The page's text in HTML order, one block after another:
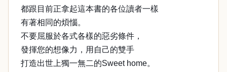
都跟目前正拿起這本書的各位讀者一樣
有著相同的煩惱。
不要屈服於各式各樣的惡劣條件，
發揮您的想像力，用自己的雙手
打造出世上獨一無二的Sweet home。